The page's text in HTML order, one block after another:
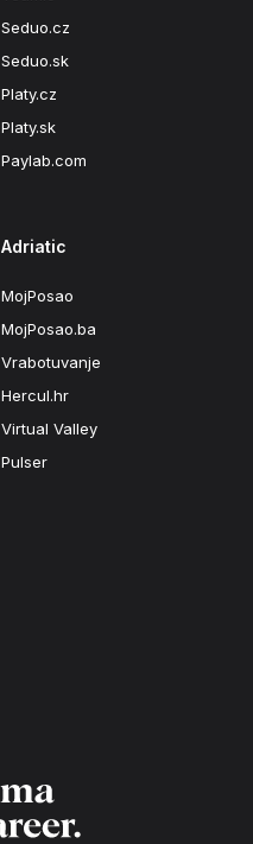
Seduo.cz
Seduo.sk
Platy.cz
Platy.sk
Paylab.com
Adriatic
MojPosao
MojPosao.ba
Vrabotuvanje
Hercul.hr
Virtual Valley
Pulser